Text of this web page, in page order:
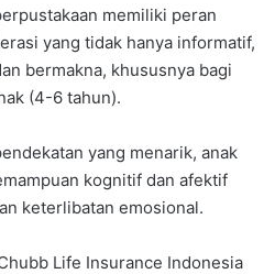
memiliki peran
yang tidak hanya informatif,
bermakna, khususnya bagi
(4-6 tahun).
yang menarik, anak
kognitif dan afektif
keterlibatan emosional.‎‎
Life Insurance Indonesia